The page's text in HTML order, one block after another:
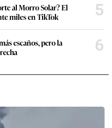
al Morro Solar? El
miles en TikTok
5
escaños, pero la
6